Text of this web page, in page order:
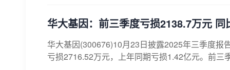
华大基因：前三季度亏损2138.7万元 同
华大基因(300676)10月23日披露2025年三季度报
亏损2716.52万元，上年同期亏损1.42亿元。前三